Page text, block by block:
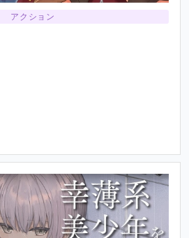
アクション